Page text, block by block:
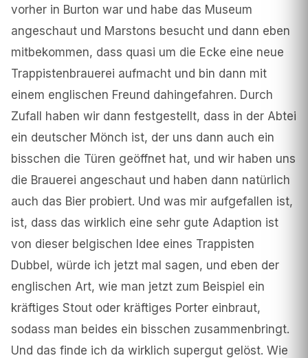
vorher in Burton war und habe das Museum
angeschaut und Marstons besucht und dann eben
mitbekommen, dass quasi um die Ecke eine neue
Trappistenbrauerei aufmacht und bin dann mit
einem englischen Freund dahingefahren. Durch
Zufall haben wir dann festgestellt, dass in der Abtei
ein deutscher Mönch ist, der uns dann auch ein
bisschen die Türen geöffnet hat, und wir haben uns
die Brauerei angeschaut und haben dann natürlich
auch das Bier probiert. Und was mir aufgefallen ist,
ist, dass das wirklich eine sehr gute Adaption ist
von dieser belgischen Idee eines Trappisten
Dubbel, würde ich jetzt mal sagen, und eben der
englischen Art, wie man jetzt zum Beispiel ein
kräftiges Stout oder kräftiges Porter einbraut,
sodass man beides ein bisschen zusammenbringt.
Und das finde ich da wirklich supergut gelöst. Wie